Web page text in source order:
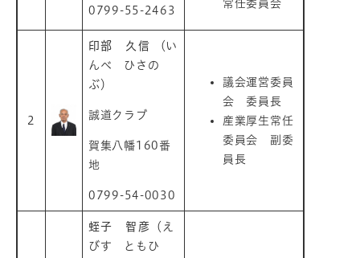
0799-55-2463
常任委員会
2
印部 久信 （い
んべ ひさの
ぶ）
誠道クラブ
賀集八幡160番
地
0799-54-0030
議会運営委員
会 委員長
産業厚生常任
委員会 副委
員長
蛭子 智彦
（え
びす ともひ